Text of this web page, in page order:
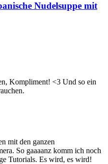
Nudelsuppe mit
Kompliment! <3 Und so ein
mit den ganzen
So gaaaanz komm ich noch
Tutorials. Es wird, es wird!